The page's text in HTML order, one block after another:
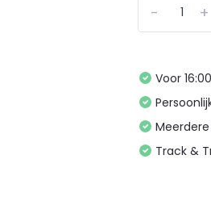
+
-
Voor
Track &